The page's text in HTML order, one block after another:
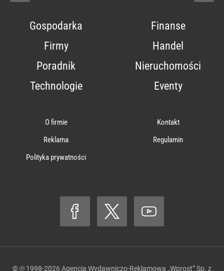
Gospodarka
Finanse
Firmy
Handel
Poradnik
Nieruchomości
Technologie
Eventy
O firmie
Kontakt
Reklama
Regulamin
Polityka prywatności
© ℗ 1998-2026 Agencja Wydawniczo-Reklamowa „Wprost” Sp. z